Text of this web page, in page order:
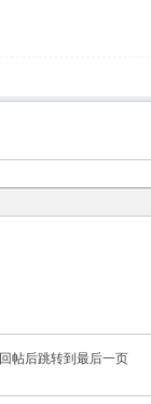
回帖后跳转到最后一页